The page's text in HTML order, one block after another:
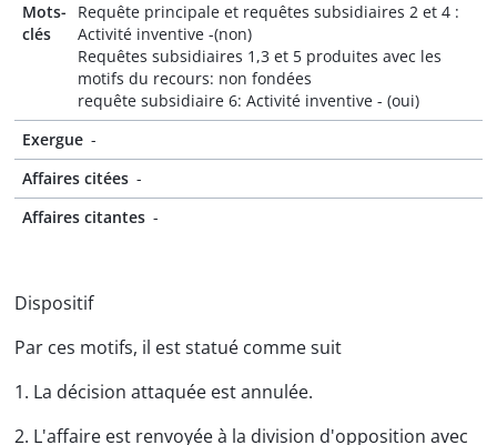
Mots-
clés
Requête principale et requêtes subsidiaires 2 et 4 :
Activité inventive -(non)
Requêtes subsidiaires 1,3 et 5 produites avec les
motifs du recours: non fondées
requête subsidiaire 6: Activité inventive - (oui)
Exergue -
Affaires citées -
Affaires citantes -
Dispositif
Par ces motifs, il est statué comme suit
1. La décision attaquée est annulée.
2. L'affaire est renvoyée à la division d'opposition avec